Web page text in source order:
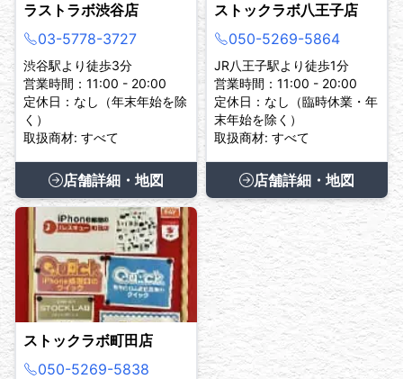
ラストラボ渋谷店
03-5778-3727
渋谷駅より徒歩3分
営業時間：11:00 - 20:00
定休日：なし（年末年始を除
く）
取扱商材: すべて
店舗詳細・地図
ストックラボ八王子店
050-5269-5864
JR八王子駅より徒歩1分
営業時間：11:00 - 20:00
定休日：なし（臨時休業・年
末年始を除く）
取扱商材: すべて
店舗詳細・地図
ストックラボ町田店
050-5269-5838